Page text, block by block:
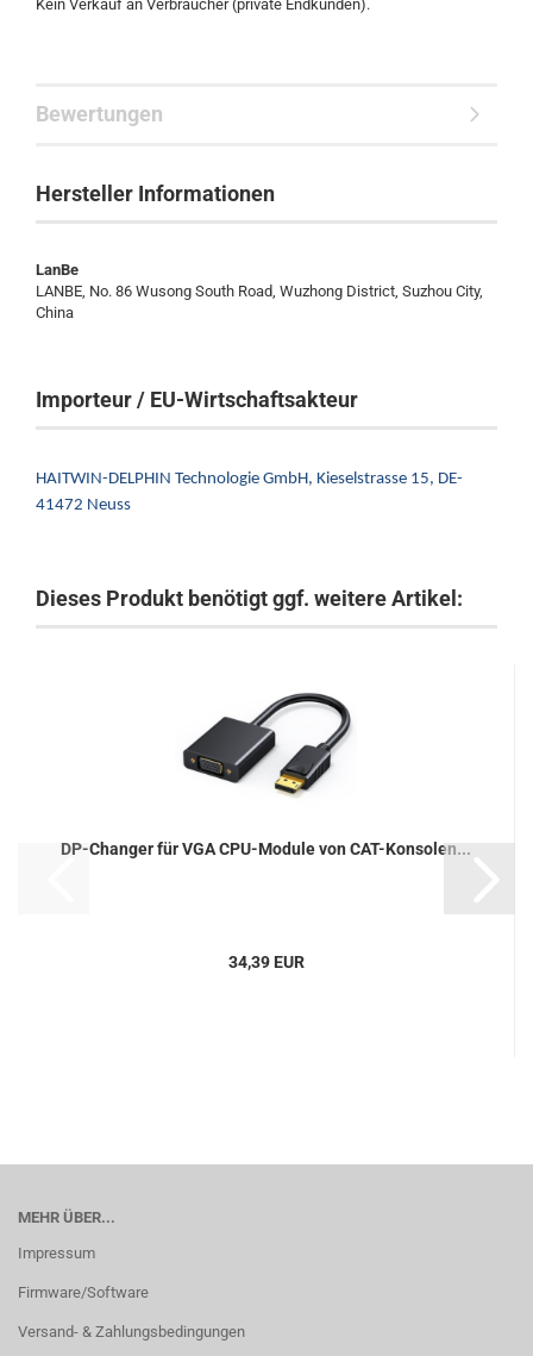
Kein Verkauf an Verbraucher (private Endkunden).
Bewertungen
Hersteller Informationen
LanBe
LANBE, No. 86 Wusong South Road, Wuzhong District, Suzhou City,
China
Importeur / EU-Wirtschaftsakteur
HAITWIN-DELPHIN Technologie GmbH, Kieselstrasse 15, DE-
41472 Neuss
Dieses Produkt benötigt ggf. weitere Artikel:
DP-Changer für VGA CPU-Module von CAT-Konsolen...
34,39 EUR
MEHR ÜBER...
Impressum
Firmware/Software
Versand- & Zahlungsbedingungen